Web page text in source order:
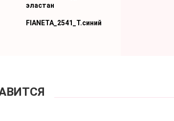
эластан
FIANETA_2541_Т.синий